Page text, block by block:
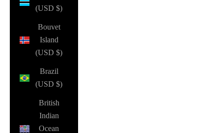
(USD $)
Bouvet
Island
(USD $)
Brazil
(USD $)
British
Indian
Ocean